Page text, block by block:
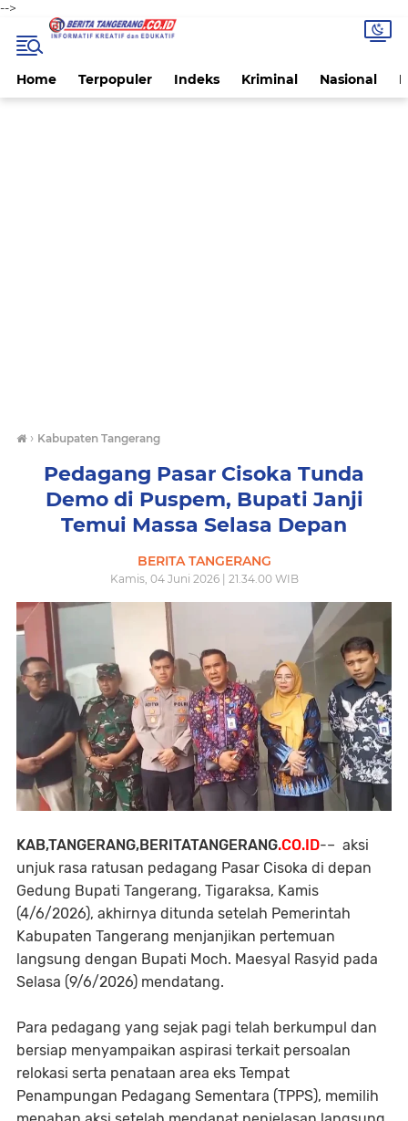
-->
Home Terpopuler Indeks Kriminal Nasional
› Kabupaten Tangerang
Pedagang Pasar Cisoka Tunda
Demo di Puspem, Bupati Janji
Temui Massa Selasa Depan
BERITA TANGERANG
Kamis, 04 Juni 2026 | 21.34.00 WIB
KAB,TANGERANG,BERITATANGERANG.CO.ID-– aksi
unjuk rasa ratusan pedagang Pasar Cisoka di depan
Gedung Bupati Tangerang, Tigaraksa, Kamis
(4/6/2026), akhirnya ditunda setelah Pemerintah
Kabupaten Tangerang menjanjikan pertemuan
langsung dengan Bupati Moch. Maesyal Rasyid pada
Selasa (9/6/2026) mendatang.
Para pedagang yang sejak pagi telah berkumpul dan
bersiap menyampaikan aspirasi terkait persoalan
relokasi serta penataan area eks Tempat
Penampungan Pedagang Sementara (TPPS), memilih